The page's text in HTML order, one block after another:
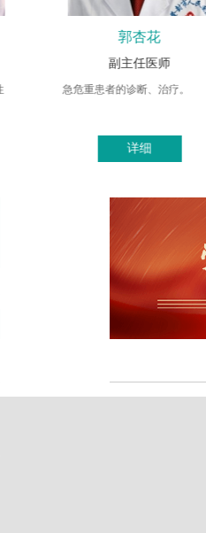
钟进营
主任医师
严重胸部腹部外伤的救治，腹腔
详细